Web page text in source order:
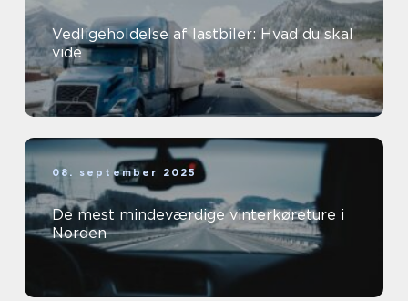
Vedligeholdelse af lastbiler: Hvad du skal
vide
08. september 2025
De mest mindeværdige vinterkøreture i
Norden